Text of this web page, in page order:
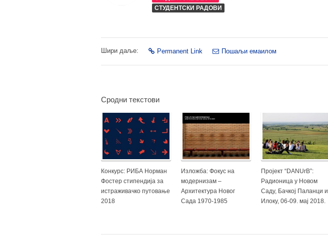
СТУДЕНТСКИ РАДОВИ
Шири даље: Permanent Link Пошаљи емаилом
Сродни текстови
Конкурс: РИБА Норман
Фостер стипeндија за
истраживачко путовање
2018
Изложба: Фокус на
модернизам –
Архитектура Новог
Сада 1970-1985
Пројект “DANUrB”:
Радионица у Новом
Саду, Бачкој Паланци и
Илоку, 06-09. мај 2018.